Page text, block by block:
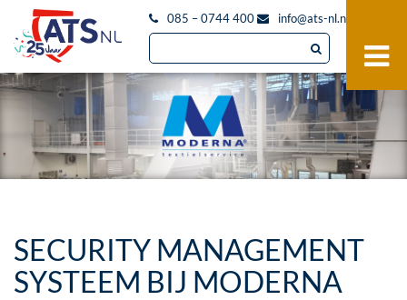
085 – 0744 400 info@ats-nl.nl
SECURITY MANAGEMENT
SYSTEEM BIJ MODERNA